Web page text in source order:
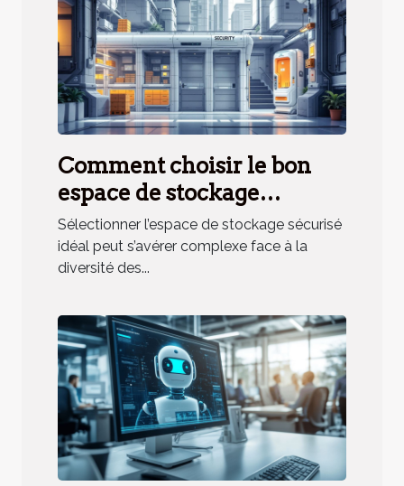
Comment choisir le bon
espace de stockage
sécurisé pour vos besoins ?
Sélectionner l’espace de stockage sécurisé
idéal peut s’avérer complexe face à la
diversité des...